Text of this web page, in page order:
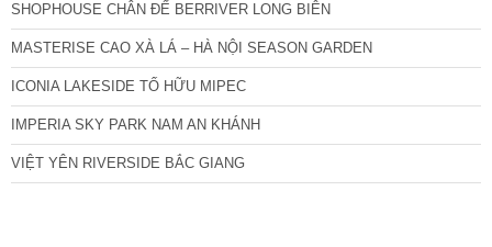
SHOPHOUSE CHÂN ĐẾ BERRIVER LONG BIÊN
MASTERISE CAO XÀ LÁ – HÀ NỘI SEASON GARDEN
ICONIA LAKESIDE TỐ HỮU MIPEC
IMPERIA SKY PARK NAM AN KHÁNH
VIỆT YÊN RIVERSIDE BẮC GIANG